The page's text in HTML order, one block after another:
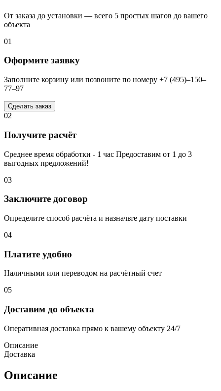
От заказа до установки — всего 5 простых шагов до вашего
объекта
01
Оформите заявку
Заполните корзину или позвоните по номеру +7 (495)–150–
77–97
Сделать заказ
02
Получите расчёт
Среднее время обработки - 1 час Предоставим от 1 до 3
выгодных предложений!
03
Заключите договор
Определите способ расчёта и назначьте дату поставки
04
Платите удобно
Наличными или переводом на расчётный счет
05
Доставим до объекта
Оперативная доставка прямо к вашему объекту 24/7
Описание
Доставка
Описание